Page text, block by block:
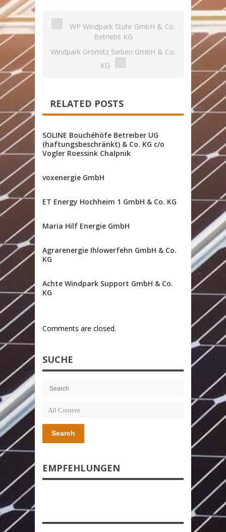
WP Windpark Stuhr GmbH & Co.
Betriebs KG
Windpark Grömitz Sieben GmbH & Co.
KG
RELATED POSTS
SOLINE Bouchéhöfe Betreiber UG
(haftungsbeschränkt) & Co. KG c/o
Vogler Roessink Chalpnik
voxenergie GmbH
ET Energy Hochheim 1 GmbH & Co. KG
Maria Hilf Energie GmbH
Agrarenergie Ihlowerfehn GmbH & Co.
KG
Achte Windpark Support GmbH & Co.
KG
Comments are closed.
SUCHE
Search
EMPFEHLUNGEN